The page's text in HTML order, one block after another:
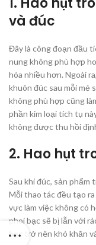
và đúc
Đây là công đoạn đầu
nung không phù hợp
hóa nhiều hơn. Ngoài
khuôn đúc sau mỗi mẻ
không phù hợp cũng
phần kim loại tích tụ
không được thu hồi
2. Hao hụt
Sau khi đúc, sản phẩm
Mỗi thao tác đều tạo
vực làm việc không có
phoi bạc sẽ bị lẫn với
bạc
trở nên khó khăn